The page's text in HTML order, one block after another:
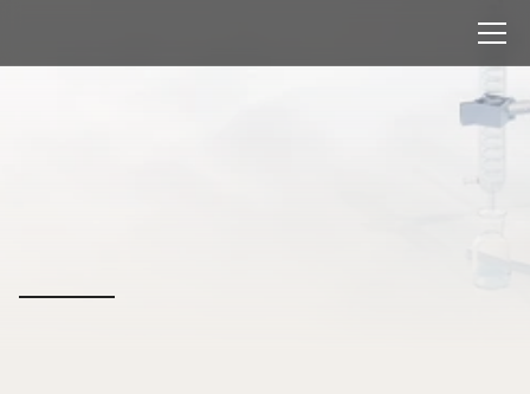
フェイシャルリハビリ